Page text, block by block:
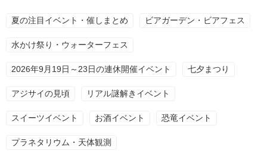
夏の注目イベント・催しまとめ ビアガーデン・ビアフェス
水かけ祭り・ウォーターフェス
2026年9月19日～23日の連休開催イベント 七夕まつり
アジサイの見頃 リアル謎解きイベント
スイーツイベント お酒イベント 恐竜イベント
プラネタリウム・天体観測